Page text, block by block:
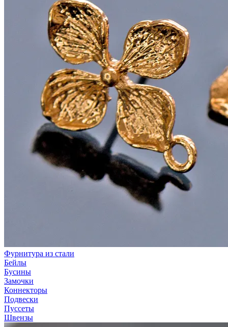
Фурнитура из стали
Бейлы
Бусины
Замочки
Коннекторы
Подвески
Пуссеты
Швензы